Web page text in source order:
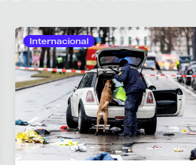
Internacional